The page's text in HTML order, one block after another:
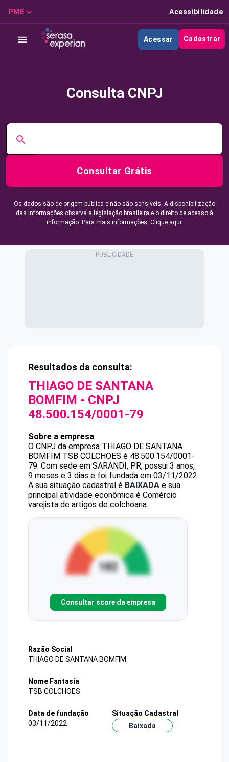
PME Acessibilidade
Acessar Cadastrar
Consulta CNPJ
Consultar Grátis
Os dados são de origem pública e não são sensíveis. A disponibilização
das informações observa a legislação brasileira e o direito de acesso à
informação. Para mais informações, Clique aqui.
Resultados da consulta:
THIAGO DE SANTANA
BOMFIM - CNPJ
48.500.154/0001-79
Sobre a empresa
O CNPJ da empresa THIAGO DE SANTANA
BOMFIM TSB COLCHOES é 48.500.154/0001-
79. Com sede em SARANDI, PR, possui 3 anos,
9 meses e 3 dias e foi fundada em 03/11/2022.
A sua situação cadastral é BAIXADA e sua
principal atividade econômica é Comércio
varejista de artigos de colchoaria.
Consultar score da empresa
Razão Social
THIAGO DE SANTANA BOMFIM
Nome Fantasia
TSB COLCHOES
Data de fundação
03/11/2022
Situação Cadastral
Baixada